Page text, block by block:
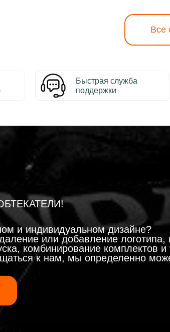
Все
Быстрая служба
поддержки
и индивидуальном дизайне?
или добавление логотипа,
комбинирование комплектов и
к нам, мы определенно